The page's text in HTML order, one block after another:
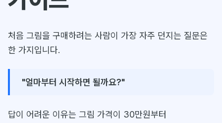
처음 그림을 구매하려는 사람이 가장 자주 던지는 질문은
한 가지입니다.
"얼마부터 시작하면 될까요?"
답이 어려운 이유는 그림 가격이 30만원부터